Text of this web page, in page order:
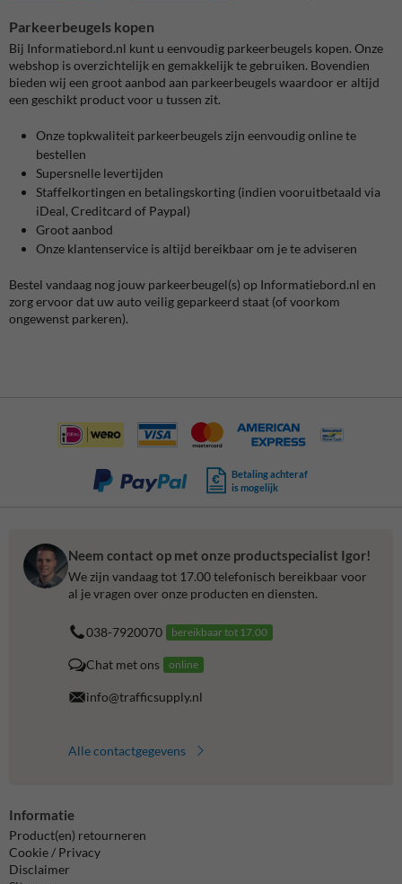
Parkeerbeugels kopen
Bij Informatiebord.nl kunt u eenvoudig parkeerbeugels kopen. Onze
webshop is overzichtelijk en gemakkelijk te gebruiken. Bovendien
bieden wij een groot aanbod aan parkeerbeugels waardoor er altijd
een geschikt product voor u tussen zit.
Onze topkwaliteit parkeerbeugels zijn eenvoudig online te
bestellen
Supersnelle levertijden
Staffelkortingen en betalingskorting (indien vooruitbetaald via
iDeal, Creditcard of Paypal)
Groot aanbod
Onze klantenservice is altijd bereikbaar om je te adviseren
Bestel vandaag nog jouw parkeerbeugel(s) op Informatiebord.nl en
zorg ervoor dat uw auto veilig geparkeerd staat (of voorkom
ongewenst parkeren).
Betaling achteraf
is mogelijk
Neem contact op met onze productspecialist Igor!
We zijn vandaag tot 17.00 telefonisch bereikbaar voor
al je vragen over onze producten en diensten.
038-7920070 bereikbaar tot 17.00
Chat met ons online
info@trafficsupply.nl
Alle contactgegevens
Informatie
Product(en) retourneren
Cookie / Privacy
Disclaimer